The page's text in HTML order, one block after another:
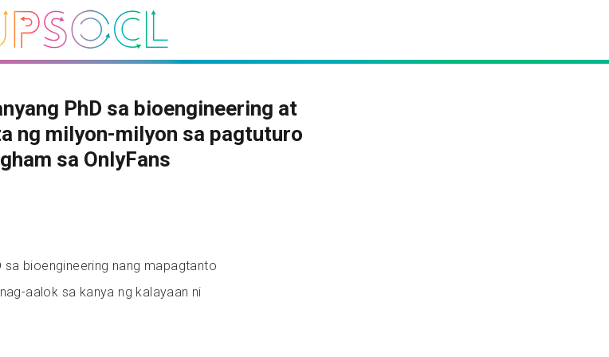
PhD sa bioengineering at
ng milyon-milyon sa pagtuturo
sa OnlyFans
sa bioengineering nang mapagtanto
aalok sa kanya ng kalayaan ni